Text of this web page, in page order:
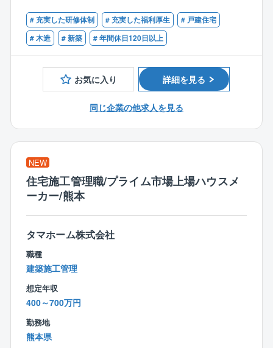
●住宅建設地の敷地調査、現地調査、役所調査
●住宅ローンのご相談等
来場からお引渡まで、すべてをプロデュースしていた
だきます。
これまでのご経験を存分に発揮していただける環境を
整えています。
【タマホーム営業職魅力ポイント】
★より良いものを安く
業界相場を下回るタマホーム価格
住宅性能6項目目で最高等級クリア
国産材使用率74.1%
★圧倒的な集客力
集客数（年間）約180,000組
一人当たり接客数平均（年間）約171組
一人当たり契約数平均（年間）10.25棟（約10棟）
★条件
年間休日120日
平均年収932万円
【インセンティブ制度】
■請負金額×歩合率という分かり易さ
建物平均単価2,350万円×1.5％＋プラスα
【歓迎】
■何らかの営業経験5年以上がある方
■宅地建物取引士の資格保有者
# 充実した研修体制 # 充実した福利厚生
# 戸建住宅
# 木造
# 新築 # 年間休日120日以上
お気に入り 詳細を見る
同じ企業の他求人を見る
NEW
住宅施工管理職/プライム市場上場ハウスメ
ーカー/熊本
タマホーム株式会社
職種
建築施工管理
想定年収
400～700万円
勤務地
熊本県